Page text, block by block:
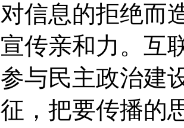
对信息的拒绝而
宣传亲和力。互
参与民主政治建
征，把要传播的